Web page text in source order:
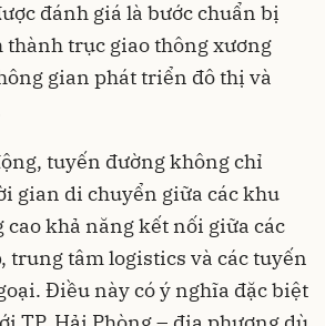
đánh giá là bước chuẩn bị
trục giao thông xương
gian phát triển đô thị và
tuyến đường không chỉ
gian di chuyển giữa các khu
cao khả năng kết nối giữa các
trung tâm logistics và các tuyến
Điều này có ý nghĩa đặc biệt